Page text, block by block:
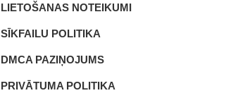
LIETOŠANAS NOTEIKUMI
SĪKFAILU POLITIKA
DMCA PAZIŅOJUMS
PRIVĀTUMA POLITIKA